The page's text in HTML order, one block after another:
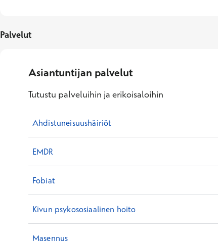
Palvelut
Asiantuntijan palvelut
Tutustu palveluihin ja erikoisaloihin
Ahdistuneisuushäiriöt
EMDR
Fobiat
Kivun psykososiaalinen hoito
Masennus